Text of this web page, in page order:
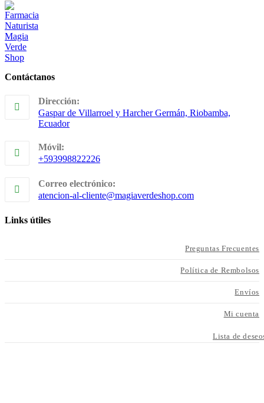
Contáctanos
Dirección:
Gaspar de Villarroel y Harcher Germán, Riobamba,
Ecuador
Móvil:
+593998822226
Correo electrónico:
atencion-al-cliente@magiaverdeshop.com
Links útiles
Preguntas Frecuentes
Política de Rembolsos
Envíos
Mi cuenta
Lista de